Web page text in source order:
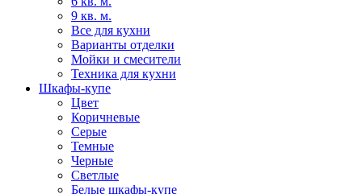
9 кв. м.
Все для кухни
Варианты отделки
Мойки и смесители
Техника для кухни
Шкафы-купе
Цвет
Коричневые
Серые
Темные
Черные
Светлые
Белые шкафы-купе